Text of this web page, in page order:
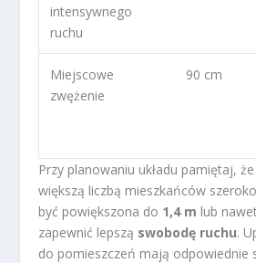
intensywnego
ruchu
Miejscowe
zwężenie
90 cm
Przy planowaniu układu pamiętaj,
większą liczbą mieszkańców
być powiększona do 1,4 m lub
zapewnić lepszą swobodę ruchu.
do pomieszczeń mają odpowiednie